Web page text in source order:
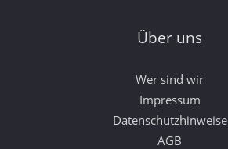
Über uns
Wer sind wir
Impressum
Datenschutzhinweise
AGB